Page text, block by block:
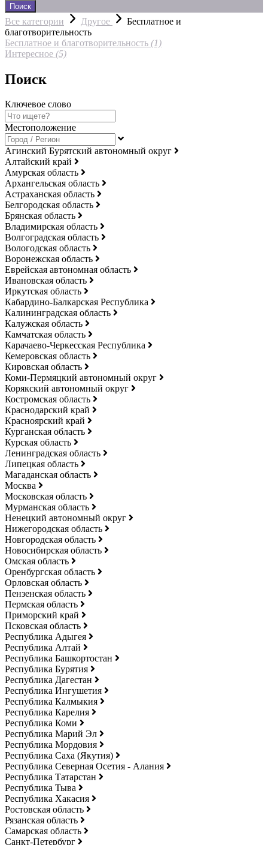
Поиск
Все категории Другое
Бесплатное и
благотворительность
Бесплатное и благотворительность (1)
Интересное (5)
Поиск
Ключевое слово
Местоположение
Агинский Бурятский автономный округ
Алтайский край
Амурская область
Архангельская область
Астраханская область
Белгородская область
Брянская область
Владимирская область
Волгоградская область
Вологодская область
Воронежская область
Еврейская автономная область
Ивановская область
Иркутская область
Кабардино-Балкарская Республика
Калининградская область
Калужская область
Камчатская область
Карачаево-Черкесская Республика
Кемеровская область
Кировская область
Коми-Пермяцкий автономный округ
Корякский автономный округ
Костромская область
Краснодарский край
Красноярский край
Курганская область
Курская область
Ленинградская область
Липецкая область
Магаданская область
Москва
Московская область
Мурманская область
Ненецкий автономный округ
Нижегородская область
Новгородская область
Новосибирская область
Омская область
Оренбургская область
Орловская область
Пензенская область
Пермская область
Приморский край
Псковская область
Республика Адыгея
Республика Алтай
Республика Башкортостан
Республика Бурятия
Республика Дагестан
Республика Ингушетия
Республика Калмыкия
Республика Карелия
Республика Коми
Республика Марий Эл
Республика Мордовия
Республика Саха (Якутия)
Республика Северная Осетия - Алания
Республика Татарстан
Республика Тыва
Республика Хакасия
Ростовская область
Рязанская область
Самарская область
Санкт-Петербург